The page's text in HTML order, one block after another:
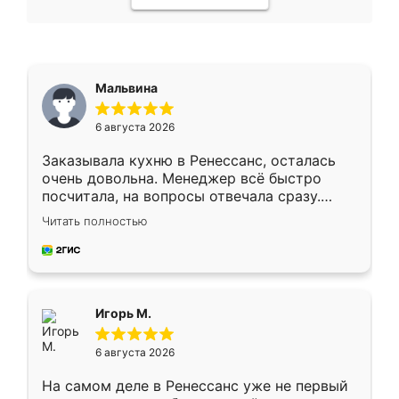
Мальвина
6 августа 2026
Заказывала кухню в Ренессанс, осталась
очень довольна. Менеджер всё быстро
посчитала, на вопросы отвечала сразу.
Замерщик приехал в субботу, подошёл к
делу со всей ответственностью. Собрали
за день, ребята работали аккуратно, даже
Читать полностью
Игорь М.
6 августа 2026
На самом деле в Ренессанс уже не первый